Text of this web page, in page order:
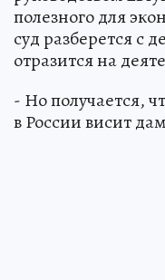
полезного для
суд разберется с
отразится на
- Но получается,
в России висит